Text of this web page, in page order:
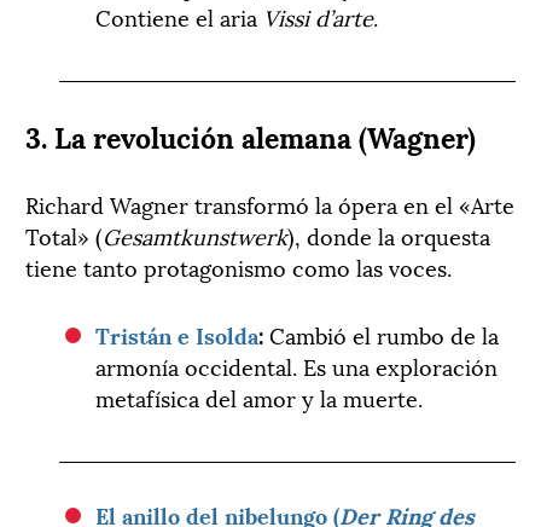
Contiene el aria Vissi d’arte.
3. La revolución alemana (Wagner)
Richard Wagner transformó la ópera en el «Arte
Total» (Gesamtkunstwerk), donde la orquesta
tiene tanto protagonismo como las voces.
Tristán e Isolda:Cambió el rumbo de la
armonía occidental. Es una exploración
metafísica del amor y la muerte.
El anillo del nibelungo (Der Ring des